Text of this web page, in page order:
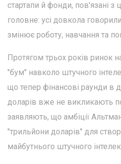
стартапи й фонди, пов'язані з
головне: усі довкола
змінює роботу, навчання та
Протягом трьох років ринок
"бум" навколо штучного
що тепер фінансові раунди в
доларів вже не викликають
заявляють, що амбіції
"трильйони доларів" для
майбутнього штучного